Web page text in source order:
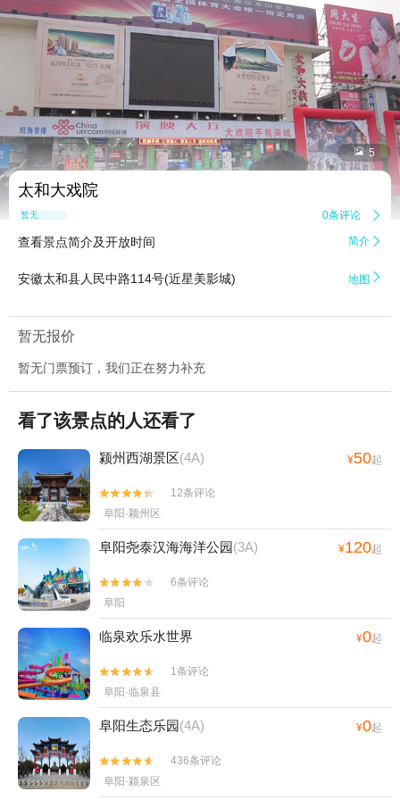
 5
太和大戏院
暂无点评 0条评论 
查看景点简介及开放时间 简介 
安徽太和县人民中路114号(近星美影城) 地图 
暂无报价
暂无门票预订，我们正在努力补充
看了该景点的人还看了
颍州西湖景区(4A) ¥50起


12条评论
阜阳·颖州区
阜阳尧泰汉海海洋公园(3A) ¥120起


6条评论
阜阳
临泉欢乐水世界 ¥0起


1条评论
阜阳·临泉县
阜阳生态乐园(4A) ¥0起


436条评论
阜阳·颍泉区
